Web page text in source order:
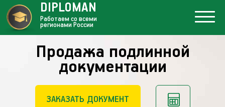
Продажа подлинной
документации
ЗАКАЗАТЬ ДОКУМЕНТ
DIPLOMAN
Работаем со всеми
регионами России